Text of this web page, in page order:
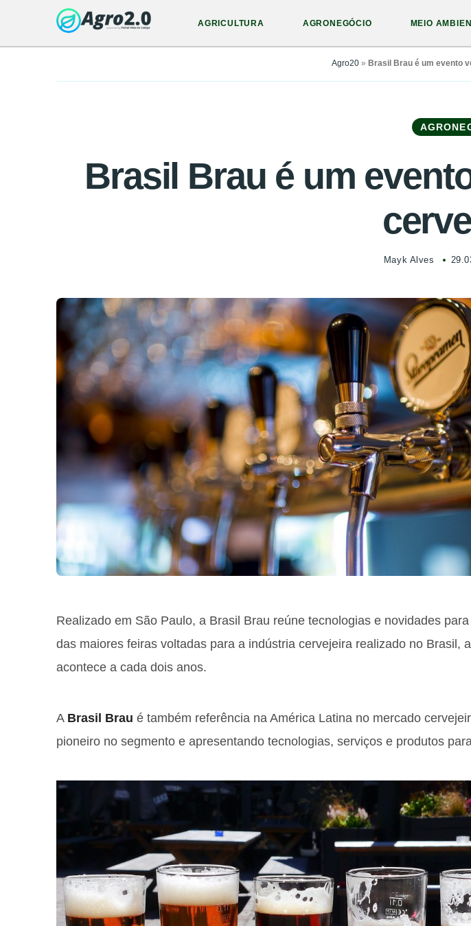
AGRICULTURA AGRONEGÓCIO MEIO
Agro20» Brasil Brau é um evento
Brasil Brau é um
Mayk Alves
Realizado em São Paulo, a Brasil Brau reúne tecnologias e novidades
das maiores feiras voltadas para a indústria cervejeira realizado no Brasil,
acontece a cada dois anos.
A Brasil Brau é também referência na América Latina no mercado
pioneiro no segmento e apresentando tecnologias, serviços e produtos